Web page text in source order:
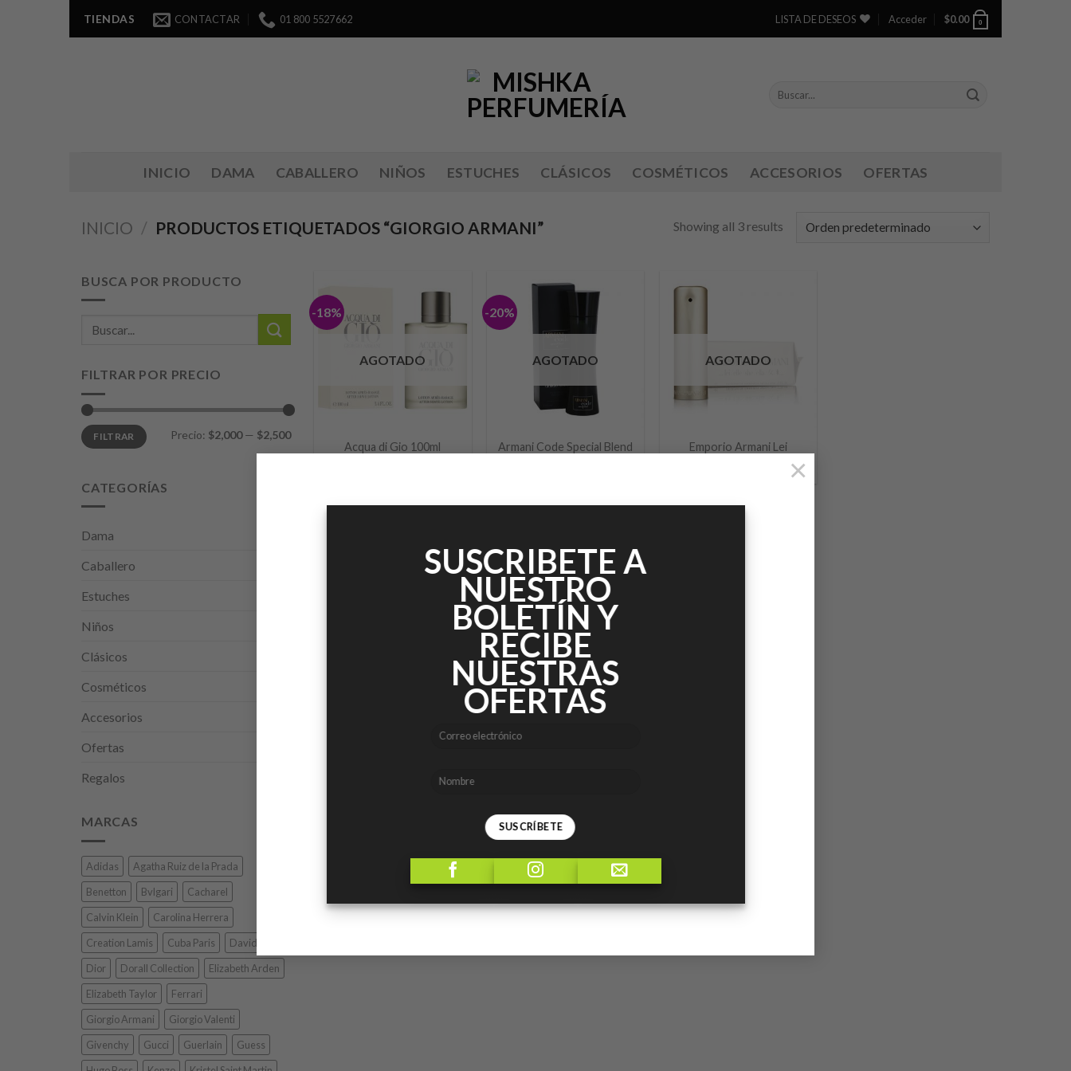
SUSCRIBETE A
NUESTRO
BOLETÍN Y
RECIBE
NUESTRAS
OFERTAS
×
TIENDAS CONTACTAR 01 800 5527662 LISTA DE DESEOS Acceder $0.00 0
INICIO DAMA CABALLERO NIÑOS ESTUCHES CLÁSICOS COSMÉTICOS ACCESORIOS OFERTAS
INICIO / PRODUCTOS ETIQUETADOS “GIORGIO ARMANI” Showing all 3 results
BUSCA POR PRODUCTO
FILTRAR POR PRECIO
FILTRAR Precio: $2,000— $2,500
CATEGORÍAS
Dama
Caballero
Estuches
Niños
Clásicos
Cosméticos
Accesorios
Ofertas
Regalos
MARCAS
Adidas
Agatha Ruiz de la Prada
Benetton
Bvlgari
Cacharel
Calvin Klein
Carolina Herrera
Creation Lamis
Cuba Paris
Davidoff
Dior
Dorall Collection
Elizabeth Arden
Elizabeth Taylor
Ferrari
Giorgio Armani
Giorgio Valenti
Givenchy
Gucci Guerlain
Guess
-18%
a lista
AGOTADO
Acqua di Gio 100ml
-20%
AGOTADO
Armani Code Special Blend
AGOTADO
Emporio Armani Lei